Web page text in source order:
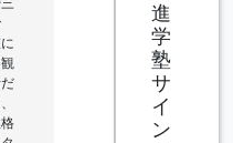
進
学
塾
サ
イ
ン